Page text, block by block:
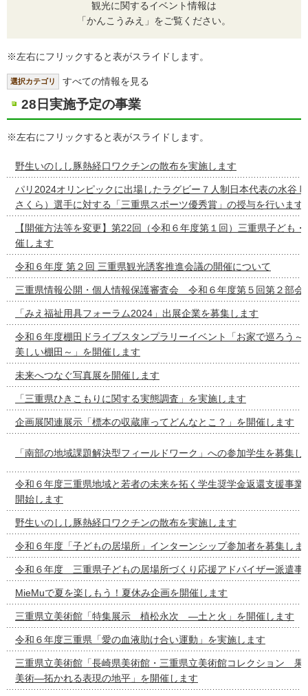
観光に関するイベント情報は
「かんこうみえ」をご覧ください。
※左右にフリックすると表がスライドします。
選択カテゴリ すべての情報を見る
28日実施予定の事業
※左右にフリックすると表がスライドします。
野生いのしし豚熱経口ワクチンの散布を実施します
パリ2024オリンピックに出場したラグビー７人制日本代表の水谷
さくら）選手に対する「三重県スポーツ優秀賞」の授与を行います
【開催方法等を変更】第22回（令和６年度第１回）三重県子ども
催します
令和６年度 第２回 三重県観光誘客推進会議の開催について
三重県情報公開・個人情報保護審査会 令和６年度第５回第２部会
「みえ福祉用具フォーラム2024」出展企業を募集します
令和６年度棚田ドライブスタンプラリーイベント「お家で巡ろう～
美しい棚田～」を開催します
未来へつなぐ写真展を開催します
「三重県ひきこもりに関する実態調査」を実施します
企画展関連展示「標本の収蔵庫ってどんなとこ？」を開催します
「南部の地域課題解決型フィールドワーク」への参加学生を募集し
令和６年度三重県地域と若者の未来を拓く学生奨学金返還支援事業
開始します
野生いのしし豚熱経口ワクチンの散布を実施します
令和６年度「子どもの居場所」インターンシップ参加者を募集しま
令和６年度 三重県子どもの居場所づくり応援アドバイザー派遣事
MieMuで夏を楽しもう！夏休み企画を開催します
三重県立美術館「特集展示 植松永次 ―土と火」を開催します
令和６年度三重県「愛の血液助け合い運動」を実施します
三重県立美術館「長崎県美術館・三重県立美術館コレクション 果
美術―拓かれる表現の地平」を開催します